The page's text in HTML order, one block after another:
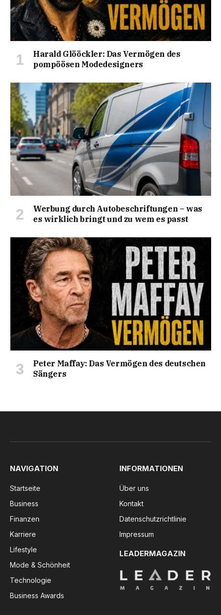
Harald Glööckler: Das Vermögen des
pompöösen Modedesigners
Werbung durch Autobeschriftungen – was
es wirklich bringt und zu wem es passt
Peter Maffay: Das Vermögen des deutschen
Sängers
NAVIGATION
Startseite
Business
Finanzen
Karriere
Lifestyle
Mode & Schönheit
Technologie
Business Awards
INFORMATIONEN
Über uns
Kontakt
Datenschutzrichtlinie
Impressum
LEADERMAGAZIN